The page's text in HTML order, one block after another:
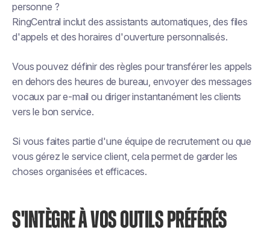
personne ?
RingCentral inclut des assistants automatiques, des files
d'appels et des horaires d'ouverture personnalisés.
Vous pouvez définir des règles pour transférer les appels
en dehors des heures de bureau, envoyer des messages
vocaux par e-mail ou diriger instantanément les clients
vers le bon service.
Si vous faites partie d'une équipe de recrutement ou que
vous gérez le service client, cela permet de garder les
choses organisées et efficaces.
S'INTÈGRE À VOS OUTILS PRÉFÉRÉS